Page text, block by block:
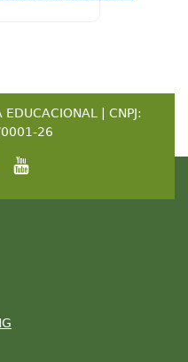
| CNPJ:
26